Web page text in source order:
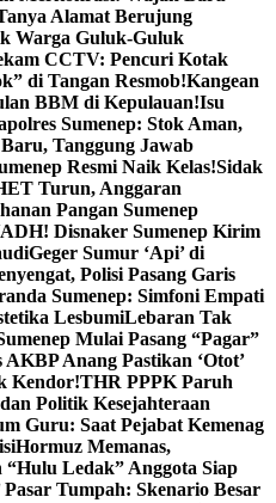
Alamat Berujung
Warga Guluk-Guluk
CCTV: Pencuri Kotak
di Tangan Resmob!Kangean
BBM di Kepulauan!Isu
Sumenep: Stok Aman,
Tanggung Jawab
Resmi Naik Kelas!Sidak
Turun, Anggaran
Pangan Sumenep
Disnaker Sumenep Kirim
Geger Sumur ‘Api’ di
Polisi Pasang Garis
Sumenep: Simfoni Empati
LesbumiLebaran Tak
Mulai Pasang “Pagar”
Anang Pastikan ‘Otot’
Kendor!THR PPPK Paruh
Politik Kesejahteraan
Guru: Saat Pejabat Kemenag
Hormuz Memanas,
“Hulu Ledak” Anggota Siap
Tumpah: Skenario Besar